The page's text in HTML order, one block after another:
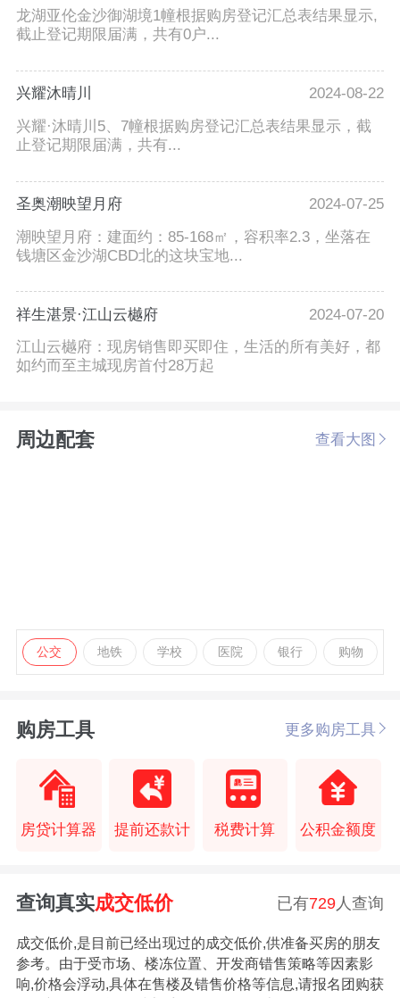
龙湖亚伦金沙御湖境1幢根据购房登记汇总表结果显示,
截止登记期限届满，共有0户...
兴耀沐晴川
2024-08-22
兴耀·沐晴川5、7幢根据购房登记汇总表结果显示，截
止登记期限届满，共有...
圣奥潮映望月府
2024-07-25
潮映望月府：建面约：85-168㎡，容积率2.3，坐落在
钱塘区金沙湖CBD北的这块宝地...
祥生湛景·江山云樾府
2024-07-20
江山云樾府：现房销售即买即住，生活的所有美好，都
如约而至主城现房首付28万起
周边配套 查看大图
公交 地铁 学校 医院 银行 购物
购房工具 更多购房工具
房贷计算器 提前还款计 税费计算 公积金额度
查询真实成交低价 已有729人查询
成交低价,是目前已经出现过的成交低价,供准备买房的朋友
参考。由于受市场、楼冻位置、开发商错售策略等因素影
响,价格会浮动,具体在售楼及错售价格等信息,请报名团购获